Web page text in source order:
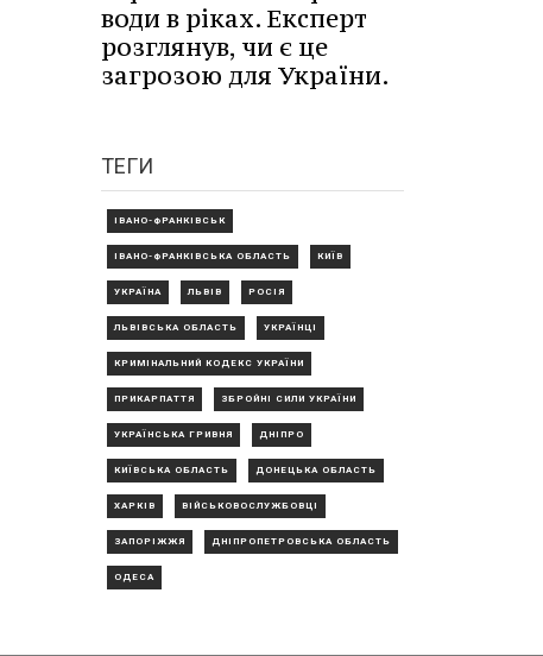
води в ріках. Експерт
розглянув, чи є це
загрозою для України.
ТЕГИ
ІВАНО-ФРАНКІВСЬК
ІВАНО-ФРАНКІВСЬКА ОБЛАСТЬ КИЇВ
УКРАЇНА ЛЬВІВ РОСІЯ
ЛЬВІВСЬКА ОБЛАСТЬ УКРАЇНЦІ
КРИМІНАЛЬНИЙ КОДЕКС УКРАЇНИ
ПРИКАРПАТТЯ ЗБРОЙНІ СИЛИ УКРАЇНИ
УКРАЇНСЬКА ГРИВНЯ ДНІПРО
КИЇВСЬКА ОБЛАСТЬ ДОНЕЦЬКА ОБЛАСТЬ
ХАРКІВ ВІЙСЬКОВОСЛУЖБОВЦІ
ЗАПОРІЖЖЯ ДНІПРОПЕТРОВСЬКА ОБЛАСТЬ
ОДЕСА